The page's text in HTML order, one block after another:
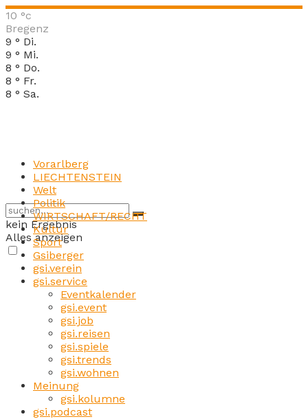
10 °c
Bregenz
9 ° Di.
9 ° Mi.
8 ° Do.
8 ° Fr.
8 ° Sa.
kein Ergebnis
Alles anzeigen
Vorarlberg
LIECHTENSTEIN
Welt
Politik
WIRTSCHAFT/RECHT
Kultur
Sport
Gsiberger
gsi.verein
gsi.service
Eventkalender
gsi.event
gsi.job
gsi.reisen
gsi.spiele
gsi.trends
gsi.wohnen
Meinung
gsi.kolumne
gsi.podcast